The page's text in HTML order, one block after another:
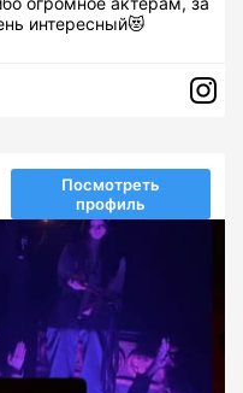
интересный😻
Посмотреть
профиль